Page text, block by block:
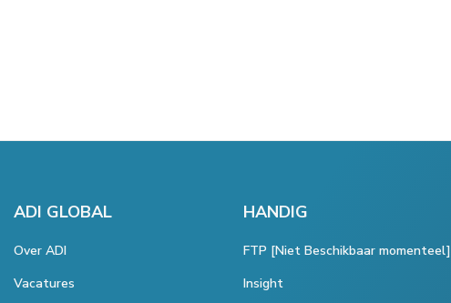
ADI GLOBAL
Over ADI
Vacatures
HANDIG
FTP [Niet Beschikbaar momenteel]
Insight